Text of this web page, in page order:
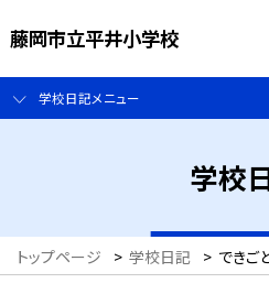
藤岡市立平井小学校
学校日記メニュー
学校
トップページ > 学校日記 > できご